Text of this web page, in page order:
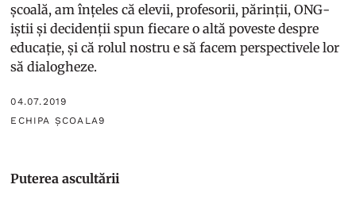
școală, am înțeles că elevii, profesorii, părinții, ONG-
iștii și decidenții spun fiecare o altă poveste despre
educație, și că rolul nostru e să facem perspectivele lor
să dialogheze.
04.07.2019
ECHIPA ȘCOALA9
Puterea ascultării